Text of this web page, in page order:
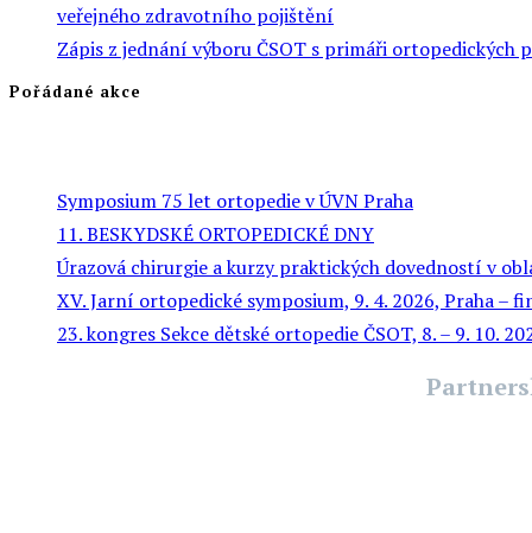
veřejného zdravotního pojištění
Zápis z jednání výboru ČSOT s primáři ortopedických
Pořádané akce
Symposium 75 let ortopedie v ÚVN Praha
11. BESKYDSKÉ ORTOPEDICKÉ DNY
Úrazová chirurgie a kurzy praktických dovedností v
XV. Jarní ortopedické symposium, 9. 4. 2026, Praha –
23. kongres Sekce dětské ortopedie ČSOT, 8. – 9. 10.